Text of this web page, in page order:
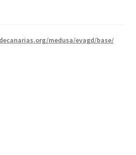
medusa/evagd/base/